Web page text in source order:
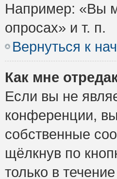
Например: «Вы
опросах» и т. п.
Вернуться к
Как мне
Если вы не
конференции,
собственные
щёлкнув по
только в